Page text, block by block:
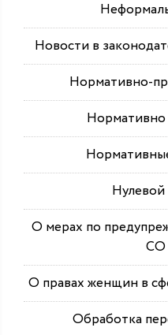
Новости в
Нормативно-
Нормативно
О мерах по
СО
О правах женщин в
Обработка